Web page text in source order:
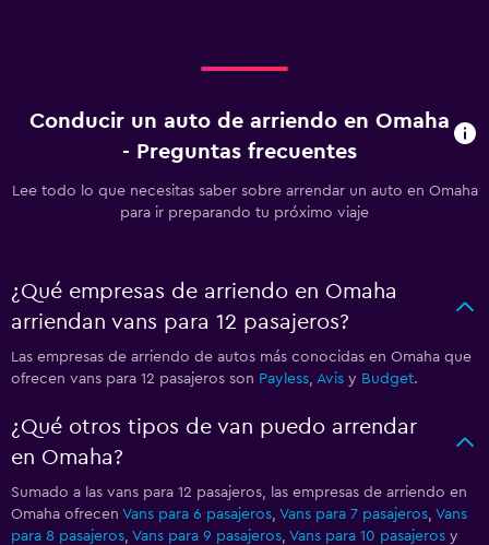
Conducir un auto de arriendo en Omaha
- Preguntas frecuentes
Lee todo lo que necesitas saber sobre arrendar un auto en Omaha
para ir preparando tu próximo viaje
¿Qué empresas de arriendo en Omaha
arriendan vans para 12 pasajeros?
Las empresas de arriendo de autos más conocidas en Omaha que
ofrecen vans para 12 pasajeros son Payless Avis y Budget.
¿Qué otros tipos de van puedo arrendar
en Omaha?
Sumado a las vans para 12 pasajeros, las empresas de arriendo en
Omaha ofrecen Vans para 6 pasajeros Vans para 7 pasajeros Vans
para 8 pasajeros Vans para 9 pasajeros Vans para 10 pasajeros y